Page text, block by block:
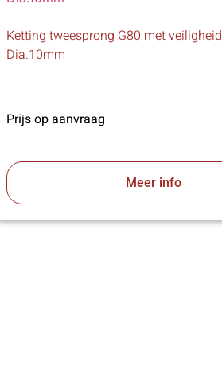
Ketting tweesprong G80 met
Dia.10mm
Prijs op aanvraag
Meer info